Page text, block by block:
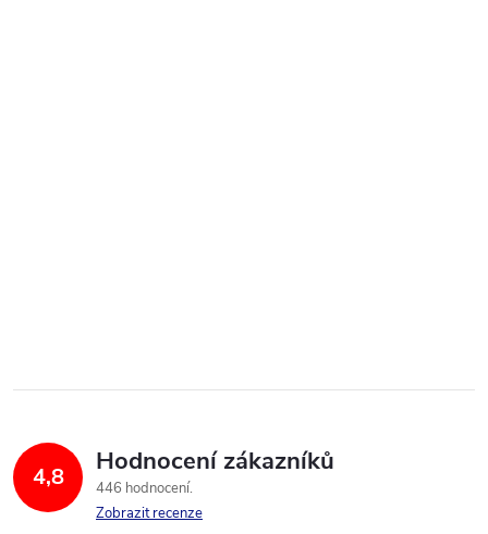
4,8 Hodnocení zákazníků
446 hodnocení
Zobrazit recenze